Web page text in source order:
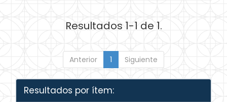
Resultados 1-1 de 1.
Anterior 1 Siguiente
Resultados por ítem: